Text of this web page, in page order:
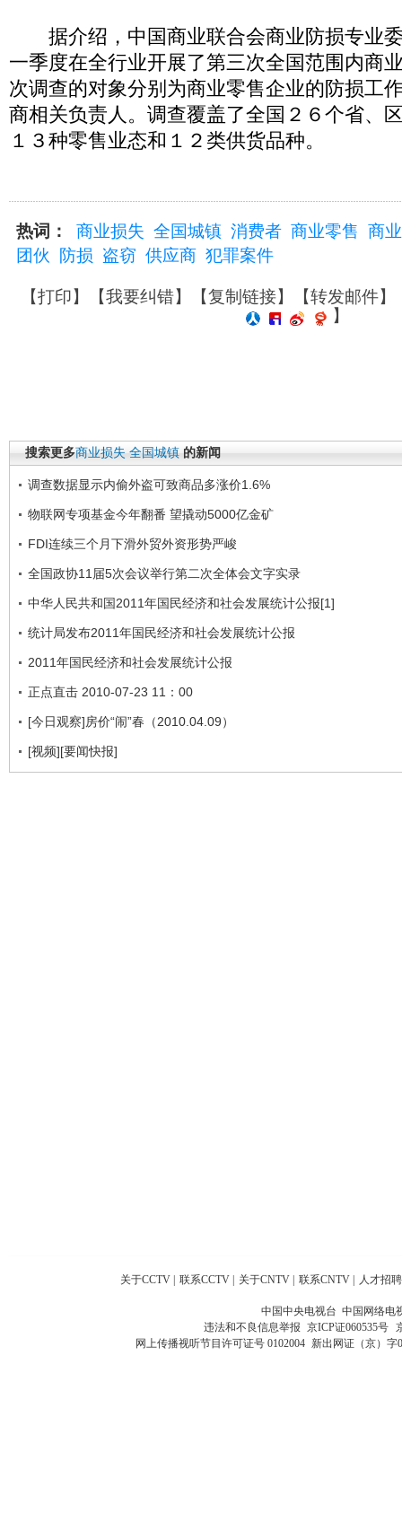
据介绍，中国商业联合会商业防损专业
一季度在全行业开展了第三次全国范围内商
次调查的对象分别为商业零售企业的防损工
商相关负责人。调查覆盖了全国２６个省、
１３种零售业态和１２类供货品种。
热词： 商业损失 全国城镇 消费者 商业零售 商
团伙
防损 盗窃 供应商 犯罪案件
【打印】【我要纠错】【复制链接】【转发邮件】
】
搜索更多商业损失 全国城镇 的新闻
调查数据显示内偷外盗可致商品多涨价1.6%
物联网专项基金今年翻番 望撬动5000亿金矿
FDI连续三个月下滑外贸外资形势严峻
全国政协11届5次会议举行第二次全体会文字实录
中华人民共和国2011年国民经济和社会发展统计公报[1]
统计局发布2011年国民经济和社会发展统计公报
2011年国民经济和社会发展统计公报
正点直击 2010-07-23 11：00
[今日观察]房价“闹”春（2010.04.09）
[视频][要闻快报]
关于CCTV 联系CCTV 关于CNTV 联系CNTV 人才招聘
中国中央电视台 中国网络电
违法和不良信息举报 京ICP证060535号
网上传播视听节目许可证号 0102004 新出网证（京）